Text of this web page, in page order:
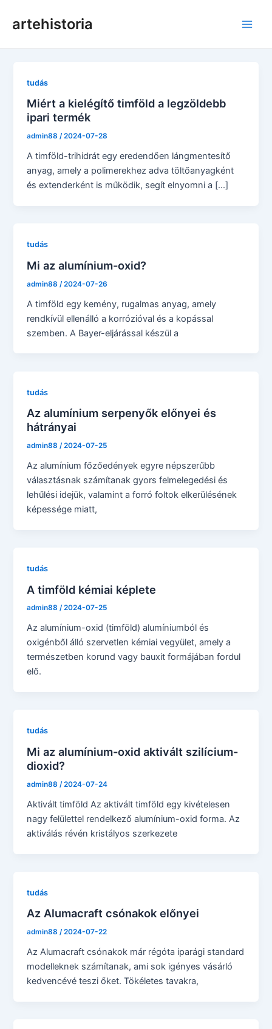
artehistoria
tudás
Miért a kielégítő timföld a legzöldebb
ipari termék
admin88/2024-07-28
A timföld-trihidrát egy eredendően lángmentesítő
anyag, amely a polimerekhez adva töltőanyagként
és extenderként is működik, segít elnyomni a [...]
tudás
Mi az alumínium-oxid?
admin88 /2024-07-26
A timföld egy kemény, rugalmas anyag, amely
rendkívül ellenálló a korrózióval és a kopással
szemben. A Bayer-eljárással készül a
tudás
Az alumínium serpenyők előnyei és
hátrányai
admin88/2024-07-25
Az alumínium főzőedények egyre népszerűbb
választásnak számítanak gyors felmelegedési és
lehűlési idejük, valamint a forró foltok elkerülésének
képessége miatt,
tudás
A timföld kémiai képlete
admin88/2024-07-25
Az alumínium-oxid (timföld) alumíniumból és
oxigénből álló szervetlen kémiai vegyület, amely a
természetben korund vagy bauxit formájában fordul
elő.
tudás
Mi az alumínium-oxid aktivált szilícium-
dioxid?
admin88/2024-07-24
Aktivált timföld Az aktivált timföld egy kivételesen
nagy felülettel rendelkező alumínium-oxid forma. Az
aktiválás révén kristályos szerkezete
tudás
Az Alumacraft csónakok előnyei
admin88/2024-07-22
Az Alumacraft csónakok már régóta iparági standard
modelleknek számítanak, ami sok igényes vásárló
kedvencévé teszi őket. Tökéletes tavakra,